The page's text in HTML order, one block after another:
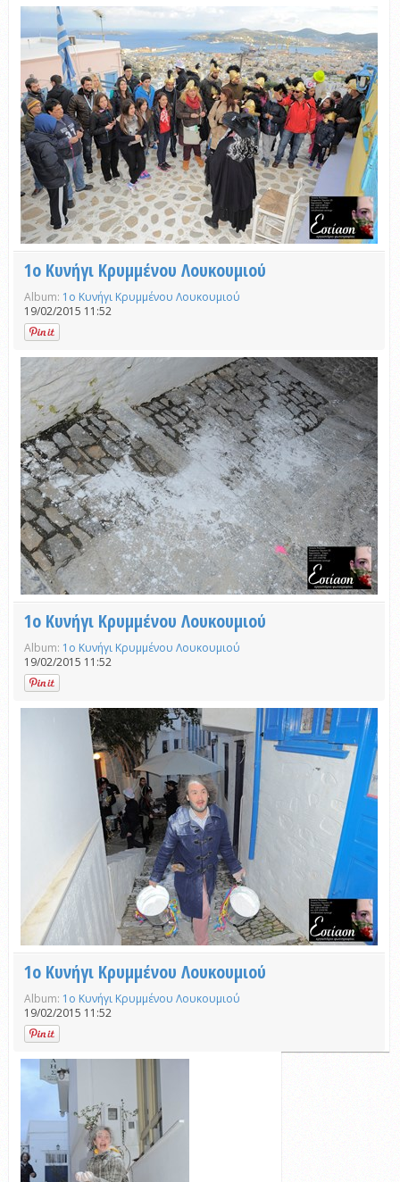
1ο Κυνήγι Κρυμμένου Λουκουμιού
Album: 1ο Κυνήγι Κρυμμένου Λουκουμιού
19/02/2015 11:52
1ο Κυνήγι Κρυμμένου Λουκουμιού
Album: 1ο Κυνήγι Κρυμμένου Λουκουμιού
19/02/2015 11:52
1ο Κυνήγι Κρυμμένου Λουκουμιού
Album: 1ο Κυνήγι Κρυμμένου Λουκουμιού
19/02/2015 11:52